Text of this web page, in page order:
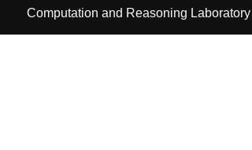
Computation and Reasoning Laboratory